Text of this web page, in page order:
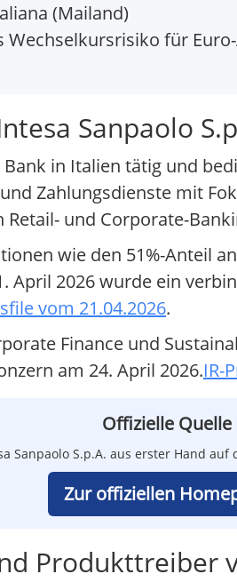
(Mailand)
Wechselkursrisiko für
Sanpaolo
Bank in Italien tätig und
Zahlungsdienste mit
Retail- und Corporate-
wie den 51%-Anteil
2026 wurde ein
vom 21.04.2026.
Finance und
am 24. April 2026.IR-
Offizielle Quelle
Sanpaolo S.p.A. aus erster Hand
Zur offiziellen
Produkttreiber